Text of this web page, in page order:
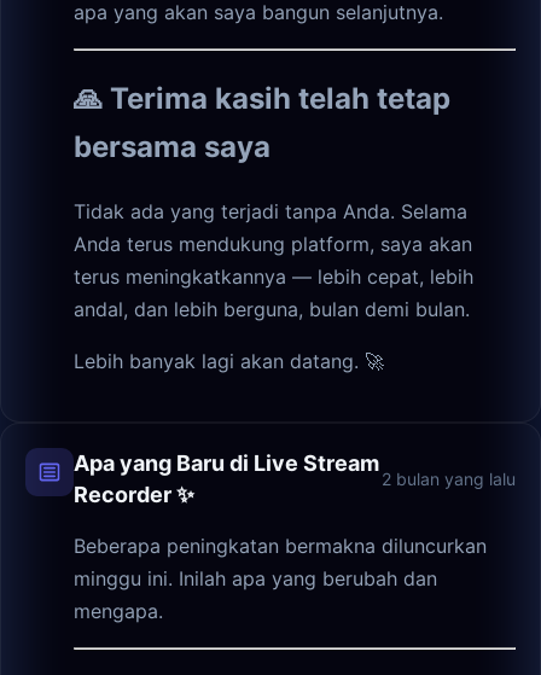
apa yang akan saya bangun selanjutnya.
🙏 Terima kasih telah tetap
bersama saya
Tidak ada yang terjadi tanpa Anda. Selama
Anda terus mendukung platform, saya akan
terus meningkatkannya — lebih cepat, lebih
andal, dan lebih berguna, bulan demi bulan.
Lebih banyak lagi akan datang. 🚀
Apa yang Baru di Live Stream
Recorder ✨
2 bulan yang lalu
Beberapa peningkatan bermakna diluncurkan
minggu ini. Inilah apa yang berubah dan
mengapa.